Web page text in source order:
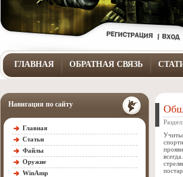
ГЛАВНАЯ ОБРАТНАЯ СВЯЗЬ
Навигация по сайту
Главная
Статьи
Файлы
Оружие
WinAmp
Раздел: